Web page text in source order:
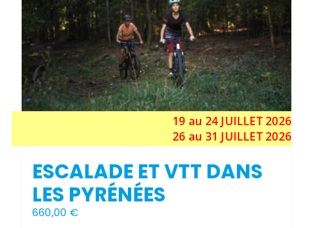
19 au 24 JUILLET2026
26 au 31 JUILLET 2026
ESCALADE ET VTT DANS
LES PYRÉNÉES
660,00 €